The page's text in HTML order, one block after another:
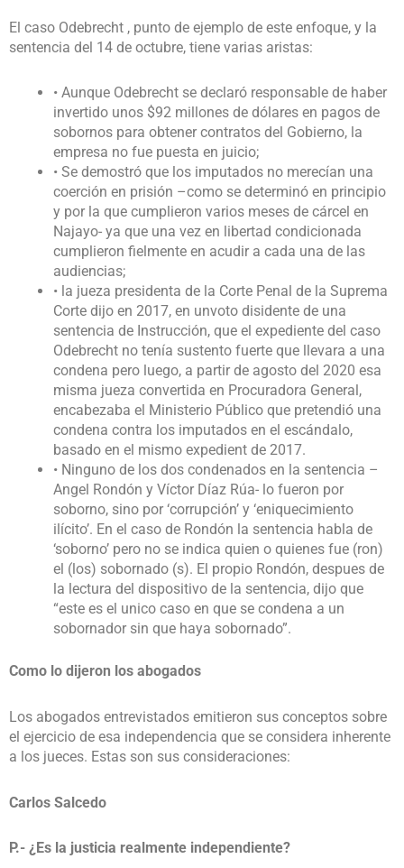
El caso Odebrecht , punto de ejemplo de este enfoque, y la
sentencia del 14 de octubre, tiene varias aristas:
• Aunque Odebrecht se declaró responsable de haber
invertido unos $92 millones de dólares en pagos de
sobornos para obtener contratos del Gobierno, la
empresa no fue puesta en juicio;
• Se demostró que los imputados no merecían una
coerción en prisión –como se determinó en principio
y por la que cumplieron varios meses de cárcel en
Najayo- ya que una vez en libertad condicionada
cumplieron fielmente en acudir a cada una de las
audiencias;
• la jueza presidenta de la Corte Penal de la Suprema
Corte dijo en 2017, en unvoto disidente de una
sentencia de Instrucción, que el expediente del caso
Odebrecht no tenía sustento fuerte que llevara a una
condena pero luego, a partir de agosto del 2020 esa
misma jueza convertida en Procuradora General,
encabezaba el Ministerio Público que pretendió una
condena contra los imputados en el escándalo,
basado en el mismo expedient de 2017.
• Ninguno de los dos condenados en la sentencia –
Angel Rondón y Víctor Díaz Rúa- lo fueron por
soborno, sino por ‘corrupción’ y ‘eniquecimiento
ilícito’. En el caso de Rondón la sentencia habla de
‘soborno’ pero no se indica quien o quienes fue (ron)
el (los) sobornado (s). El propio Rondón, despues de
la lectura del dispositivo de la sentencia, dijo que
“este es el unico caso en que se condena a un
sobornador sin que haya sobornado”.
Como lo dijeron los abogados
Los abogados entrevistados emitieron sus conceptos sobre
el ejercicio de esa independencia que se considera inherente
a los jueces. Estas son sus consideraciones:
Carlos Salcedo
P.- ¿Es la justicia realmente independiente?